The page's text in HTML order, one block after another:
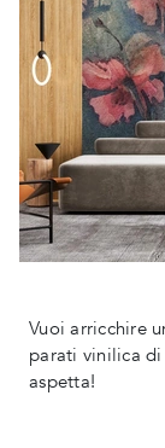
Vuoi arricchire
parati vinilica
aspetta!